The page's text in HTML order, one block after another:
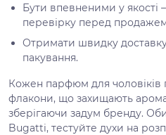
Бути впевненими у якості
перевірку перед
Отримати швидку доставку
пакування.
Кожен парфюм для чоловіків
флакони, що захищають
зберігаючи задум бренду.
Bugatti, тестуйте духи на